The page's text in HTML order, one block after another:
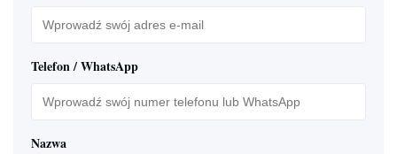
Telefon / WhatsApp
Nazwa